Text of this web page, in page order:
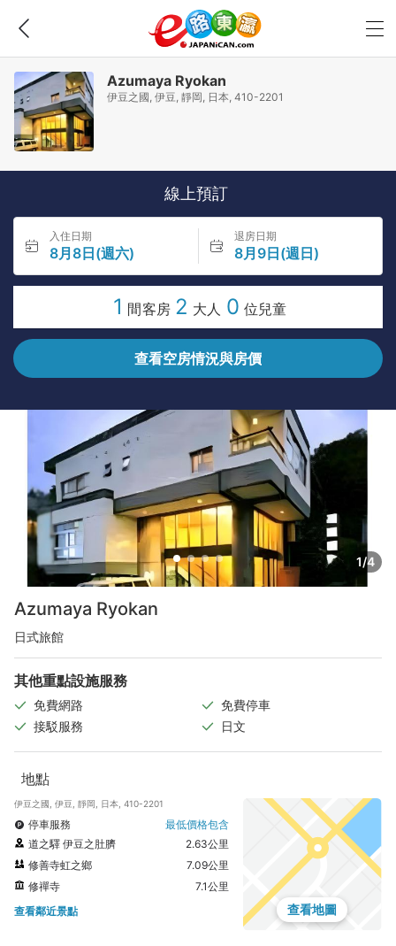
Azumaya Ryokan
伊豆之國, 伊豆, 靜岡, 日本, 410-2201
線上預訂
入住日期
8月8日(週六)
退房日期
8月9日(週日)
1 間客房 2 大人 0 位兒童
查看空房情況與房價
1/4
Azumaya Ryokan
日式旅館
其他重點設施服務
免費網路
免費停車
接駁服務
日文
地點
伊豆之國, 伊豆, 靜岡, 日本, 410-2201
停車服務
最低價格包含
道之驛 伊豆之肚臍
2.63公里
修善寺虹之鄉
7.09公里
修禪寺
7.1公里
查看鄰近景點
查看地圖